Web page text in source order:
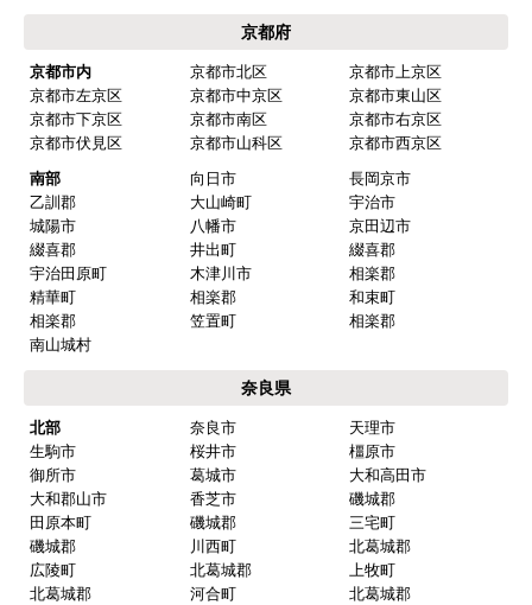
欲しい商品をスムーズに注文できましたか？
はい
ショップからの連絡や対応は適切でしたか？
予定の期日までに商品が届きましたか？
商品の梱包は必要十分なものでしたか？
またこのショップを利用したいですか？
【注文商品】換気扇・レンジフード 【注
文時期】2026年01月頃
【このショップを選んだ理由は？】
在庫が豊富。値段も安い！
京都府
京都市内 京都市北区
京都市上京区
京都市左京区
京都市中京区
京都市東山区
京都市下京区
京都市南区
京都市右京区
京都市伏見区
京都市山科区
京都市西京区
南部
向日市
長岡京市
乙訓郡
大山崎町
宇治市
城陽市
八幡市
京田辺市
綴喜郡
井出町
綴喜郡
宇治田原町
木津川市
相楽郡
精華町
相楽郡
和束町
相楽郡
笠置町
相楽郡
南山城村
奈良県
北部 奈良市
天理市
生駒市
桜井市
橿原市
御所市
葛城市
大和高田市
大和郡山市
香芝市
磯城郡
田原本町
磯城郡
三宅町
磯城郡
川西町
北葛城郡
広陵町
北葛城郡
上牧町
北葛城郡
河合町
北葛城郡